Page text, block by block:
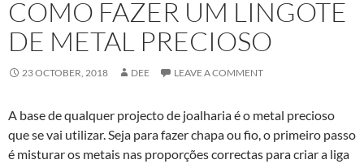
COMO FAZER UM LINGOTE
DE METAL PRECIOSO
23 OCTOBER, 2018 DEE LEAVE A COMMENT
A base de qualquer projecto de joalharia é o metal precioso
que se vai utilizar. Seja para fazer chapa ou fio, o primeiro passo
é misturar os metais nas proporções correctas para criar a liga